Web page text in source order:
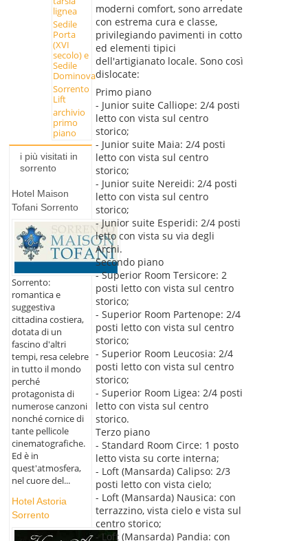
lignea
Sedile
Porta
(XVI
secolo) e
Sedile
Dominova
Sorrento
Lift
archivio
primo
piano
i più visitati in
sorrento
Hotel Maison
Tofani Sorrento
Sorrento:
romantica e
suggestiva
cittadina costiera,
dotata di un
fascino d'altri
tempi, resa celebre
in tutto il mondo
perché
protagonista di
numerose canzoni
nonché cornice di
tante pellicole
cinematografiche.
Ed è in
quest'atmosfera,
nel cuore del...
Hotel Astoria
Sorrento
moderni comfort, sono arredate
con estrema cura e classe,
privilegiando pavimenti in cotto
ed elementi tipici
dell'artigianato locale. Sono così
dislocate:
Primo piano
- Junior suite Calliope: 2/4 posti
letto con vista sul centro
storico;
- Junior suite Maia: 2/4 posti
letto con vista sul centro
storico;
- Junior suite Nereidi: 2/4 posti
letto con vista sul centro
storico;
- Junior suite Esperidi: 2/4 posti
letto con vista su via degli
Archi.
Secondo piano
- Superior Room Tersicore: 2
posti letto con vista sul centro
storico;
- Superior Room Partenope: 2/4
posti letto con vista sul centro
storico;
- Superior Room Leucosia: 2/4
posti letto con vista sul centro
storico;
- Superior Room Ligea: 2/4 posti
letto con vista sul centro
storico.
Terzo piano
- Standard Room Circe: 1 posto
letto vista su corte interna;
- Loft (Mansarda) Calipso: 2/3
posti letto con vista cielo;
- Loft (Mansarda) Nausica: con
terrazzino, vista cielo e vista sul
centro storico;
- Loft (Mansarda) Pandia: con